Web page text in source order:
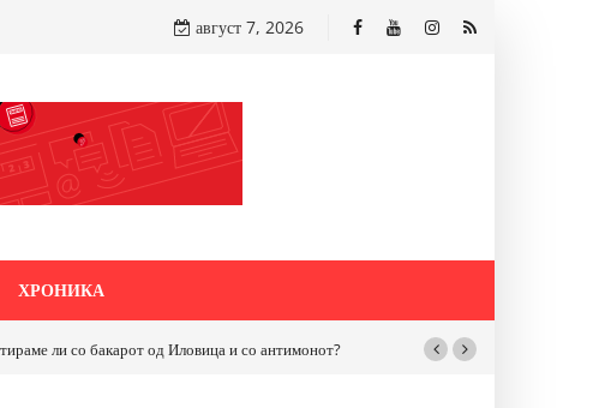
август 7, 2026
ХРОНИКА